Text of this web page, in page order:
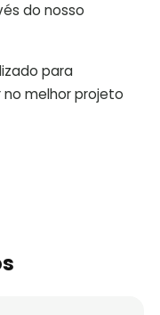
do nosso
para
melhor projeto